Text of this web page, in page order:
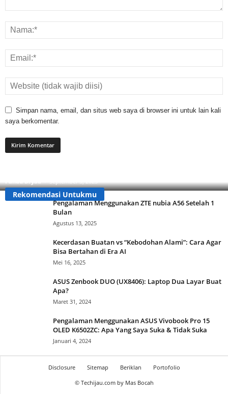
Simpan nama, email, dan situs web saya di browser ini untuk lain kali
saya berkomentar.
Rekomendasi Untukmu
Pandu Dryad - September 3, 2025
Pengalaman Menggunakan ZTE nubia A56 Setelah 1
Bulan
Agustus 13, 2025
Kecerdasan Buatan vs “Kebodohan Alami”: Cara Agar
Bisa Bertahan di Era AI
Mei 16, 2025
ASUS Zenbook DUO (UX8406): Laptop Dua Layar Buat
Apa?
Maret 31, 2024
Pengalaman Menggunakan ASUS Vivobook Pro 15
OLED K6502ZC: Apa Yang Saya Suka & Tidak Suka
Januari 4, 2024
Disclosure Sitemap Beriklan
Portofolio
© Techijau.com by Mas Bocah